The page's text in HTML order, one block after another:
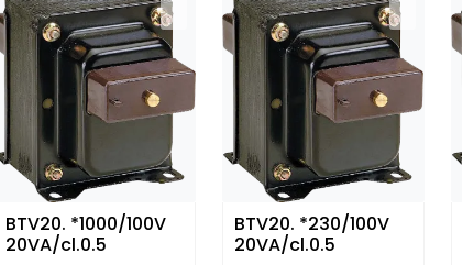
BTV20. *1000/100V
20VA/cl.0.5
BTV20. *230/100V
20VA/cl.0.5